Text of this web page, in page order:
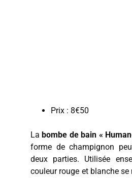
Prix : 8€50
La bombe de bain «
forme de champignon
deux parties. Utilisée
couleur rouge et blanche se